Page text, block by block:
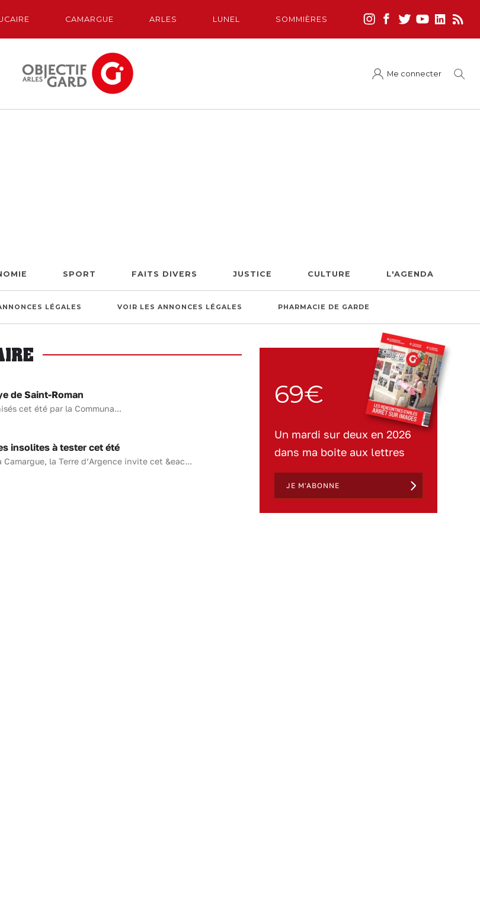
CAMARGUE ARLES LUNEL SOMMIÈRES
Me connecter
SPORT FAITS DIVERS JUSTICE CULTURE L'AGENDA
LÉGALES VOIR LES ANNONCES LÉGALES PHARMACIE DE GARDE
de Saint-Roman
cet été par la Communa...
insolites à tester cet été
la Terre d’Argence invite cet &eac...
69€
Un mardi sur deux en 2026
dans ma boite aux lettres
JE M'ABONNE